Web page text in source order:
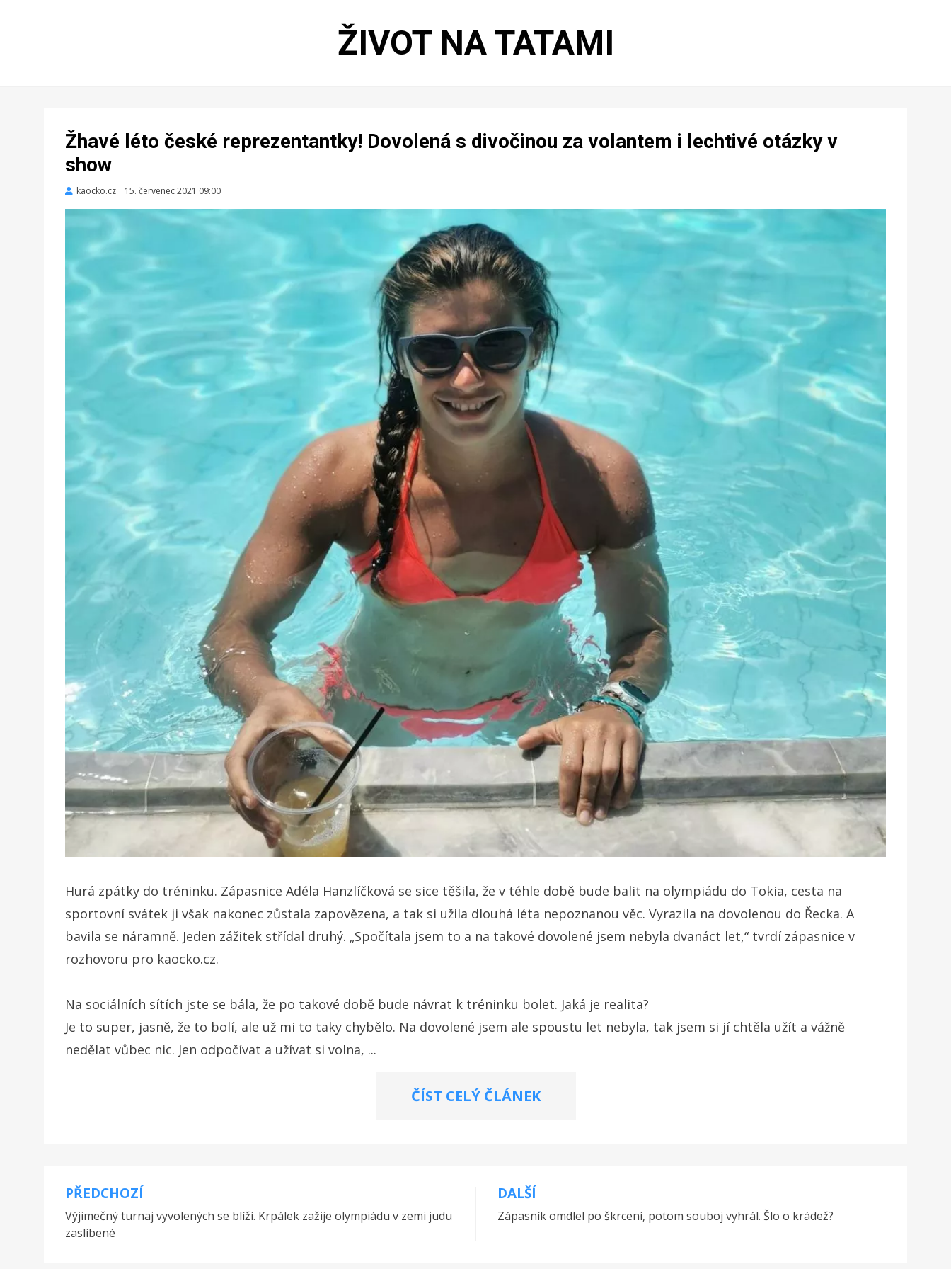
ŽIVOT NA TATAMI
Žhavé léto české reprezentantky! Dovolená s divočinou za volantem i lechtivé otázky v
show
kaocko.cz
Zveřejněno
15. červenec 2021 09:00
Hurá zpátky do tréninku. Zápasnice Adéla Hanzlíčková se sice těšila, že v téhle době bude balit na olympiádu do Tokia, cesta na
sportovní svátek ji však nakonec zůstala zapovězena, a tak si užila dlouhá léta nepoznanou věc. Vyrazila na dovolenou do Řecka. A
bavila se náramně. Jeden zážitek střídal druhý. „Spočítala jsem to a na takové dovolené jsem nebyla dvanáct let,“ tvrdí zápasnice v
rozhovoru pro kaocko.cz.
Na sociálních sítích jste se bála, že po takové době bude návrat k tréninku bolet. Jaká je realita?
Je to super, jasně, že to bolí, ale už mi to taky chybělo. Na dovolené jsem ale spoustu let nebyla, tak jsem si jí chtěla užít a vážně
nedělat vůbec nic. Jen odpočívat a užívat si volna, ...
ČÍST CELÝ ČLÁNEK
Navigace
pro
PŘEDCHOZÍ
Výjimečný turnaj vyvolených se blíží. Krpálek zažije olympiádu v zemi judu
zaslíbené
DALŠÍ
Zápasník omdlel po škrcení, potom souboj vyhrál. Šlo o krádež?